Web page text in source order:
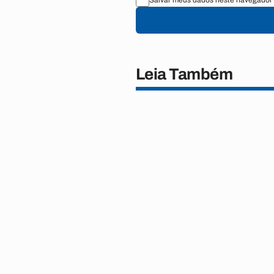
Leia Também